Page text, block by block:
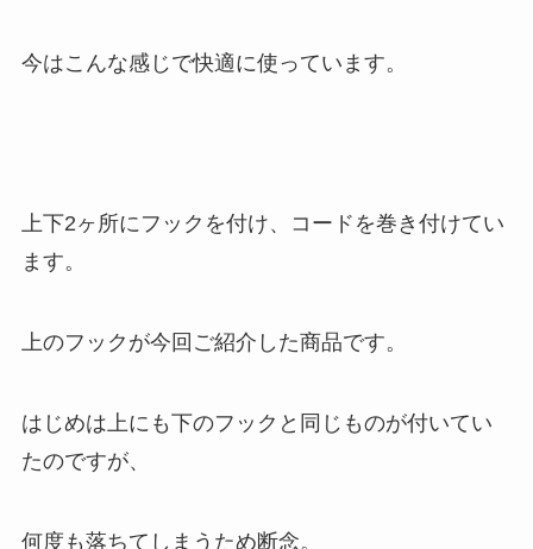
今はこんな感じで快適に使っています。
上下2ヶ所にフックを付け、コードを巻き付けてい
ます。
上のフックが今回ご紹介した商品です。
はじめは上にも下のフックと同じものが付いてい
たのですが、
何度も落ちてしまうため断念。